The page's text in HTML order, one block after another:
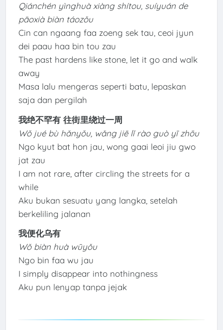
Qiánchén yìnghuà xiàng shítou, suíyuán de
pāoxià biàn táozǒu
Cin can ngaang faa zoeng sek tau, ceoi jyun
dei paau haa bin tou zau
The past hardens like stone, let it go and walk
away
Masa lalu mengeras seperti batu, lepaskan
saja dan pergilah
我绝不罕有 往街里绕过一周
Wǒ jué bù hǎnyǒu, wǎng jiē lǐ rào guò yī zhōu
Ngo kyut bat hon jau, wong gaai leoi jiu gwo
jat zau
I am not rare, after circling the streets for a
while
Aku bukan sesuatu yang langka, setelah
berkeliling jalanan
我便化乌有
Wǒ biàn huà wūyǒu
Ngo bin faa wu jau
I simply disappear into nothingness
Aku pun lenyap tanpa jejak